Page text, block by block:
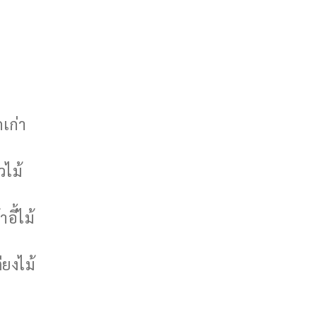
ก่า
ไม้
อี้ไม้
งไม้